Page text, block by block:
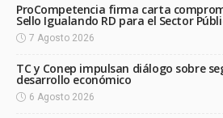
ProCompetencia firma carta
Sello Igualando RD para el Sector
7 Agosto 2026
TC y Conep impulsan diálogo sobre
desarrollo económico
6 Agosto 2026